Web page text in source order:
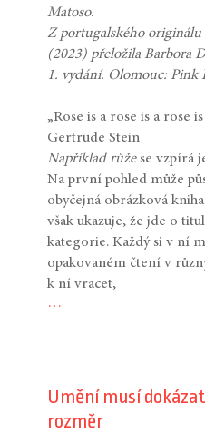
Matoso.
Z portugalského originálu
(2023) přeložila Barbora
1. vydání. Olomouc: Pink
„Rose is a rose is a rose
Gertrude Stein
Například růžese vzpírá
Na první pohled může
obyčejná obrázková
však ukazuje, že jde o
kategorie. Každý si v ní
opakovaném čtení v
k ní vracet,
…
Umění musí
rozměr